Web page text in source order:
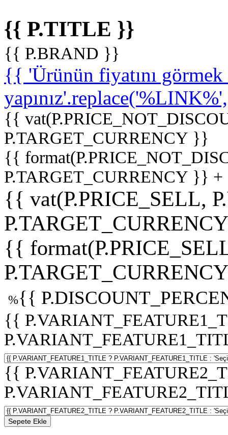
{{ P.TITLE }}
{{ P.BRAND }}
{{ 'Ürünün fiyatını
{{
P.TARGET_CURRENCY }}
{{
P.TARGET_CURRENCY }}
{{ vat(P.PRICE_SELL,
{{
%{{
{{
{{
Sepete Ekle